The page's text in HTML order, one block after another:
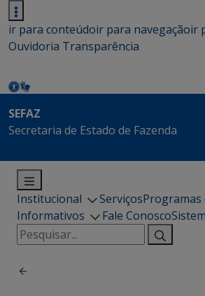
ir para conteúdoir para navegaçãoir
Ouvidoria Transparência
SEFAZ
Secretaria de Estado de Fazenda
Institucional ServiçosProgramas
Informativos
Fale Conosco
Pesquisar
por: